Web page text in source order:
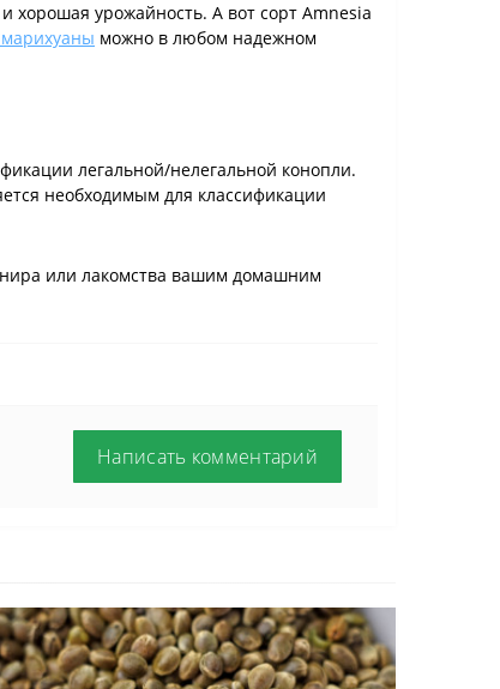
хорошая урожайность. А вот сорт Amnesia
можно в любом надежном
легальной/нелегальной конопли.
необходимым для классификации
или лакомства вашим домашним
Написать комментарий